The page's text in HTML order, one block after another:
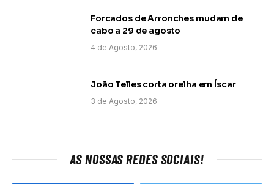
Forcados de Arronches mudam de
cabo a 29 de agosto
4 de Agosto, 2026
João Telles corta orelha em Íscar
3 de Agosto, 2026
AS NOSSAS REDES SOCIAIS!